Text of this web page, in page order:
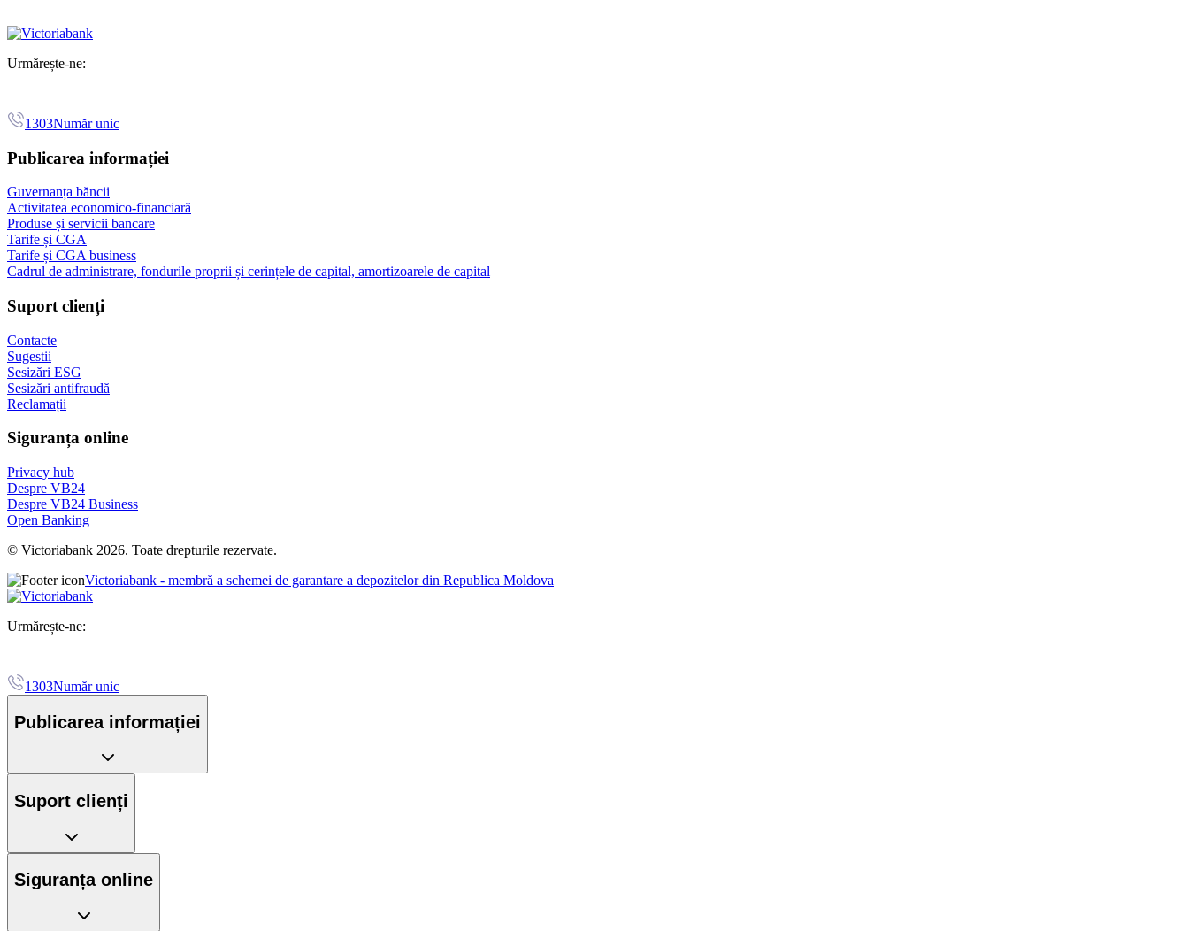
Urmărește-ne:
1303Număr unic
Publicarea informației
Guvernanța băncii
Activitatea economico-financiară
Produse și servicii bancare
Tarife și CGA
Tarife și CGA business
Cadrul de administrare, fondurile proprii și cerințele de capital, amortizoarele de capital
Suport clienți
Contacte
Sugestii
Sesizări ESG
Sesizări antifraudă
Reclamații
Siguranța online
Privacy hub
Despre VB24
Despre VB24 Business
Open Banking
© Victoriabank 2026. Toate drepturile rezervate.
Victoriabank - membră a schemei de garantare a depozitelor din Republica Moldova
Urmărește-ne:
1303Număr unic
Publicarea informației
Suport clienți
Siguranța online